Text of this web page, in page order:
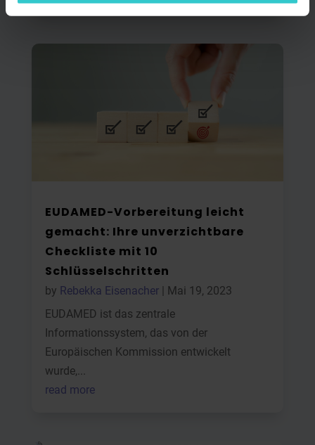
EUDAMED-Vorbereitung leicht
gemacht: Ihre unverzichtbare
Checkliste mit 10
Schlüsselschritten
by Rebekka Eisenacher| Mai 19, 2023
EUDAMED ist das zentrale
Informationssystem, das von der
Europäischen Kommission entwickelt
wurde,...
read more